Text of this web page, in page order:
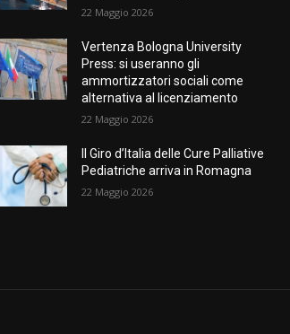
22 Maggio 2026
Vertenza Bologna University
Press: si useranno gli
ammortizzatori sociali come
alternativa al licenziamento
22 Maggio 2026
Il Giro d’Italia delle Cure Palliative
Pediatriche arriva in Romagna
22 Maggio 2026